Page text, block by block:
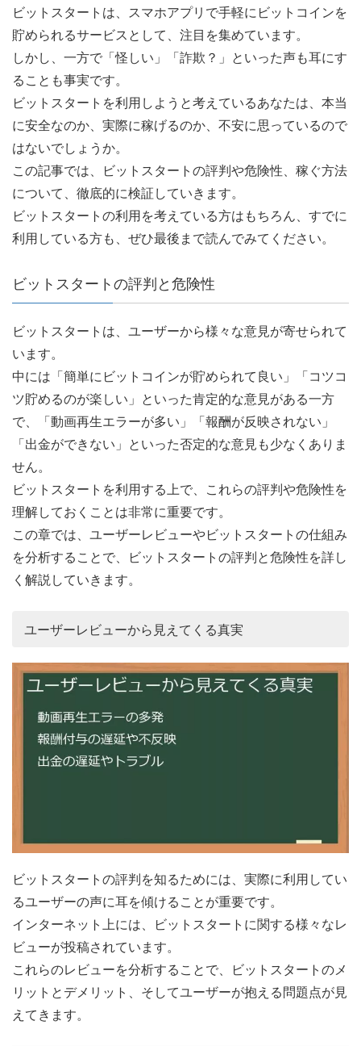
ビットスタートは、スマホアプリで手軽にビットコインを
貯められるサービスとして、注目を集めています。
しかし、一方で「怪しい」「詐欺？」といった声も耳にす
ることも事実です。
ビットスタートを利用しようと考えているあなたは、本当
に安全なのか、実際に稼げるのか、不安に思っているので
はないでしょうか。
この記事では、ビットスタートの評判や危険性、稼ぐ方法
について、徹底的に検証していきます。
ビットスタートの利用を考えている方はもちろん、すでに
利用している方も、ぜひ最後まで読んでみてください。
ビットスタートの評判と危険性
ビットスタートは、ユーザーから様々な意見が寄せられて
います。
中には「簡単にビットコインが貯められて良い」「コツコ
ツ貯めるのが楽しい」といった肯定的な意見がある一方
で、「動画再生エラーが多い」「報酬が反映されない」
「出金ができない」といった否定的な意見も少なくありま
せん。
ビットスタートを利用する上で、これらの評判や危険性を
理解しておくことは非常に重要です。
この章では、ユーザーレビューやビットスタートの仕組み
を分析することで、ビットスタートの評判と危険性を詳し
く解説していきます。
ユーザーレビューから見えてくる真実
ビットスタートの評判を知るためには、実際に利用してい
るユーザーの声に耳を傾けることが重要です。
インターネット上には、ビットスタートに関する様々なレ
ビューが投稿されています。
これらのレビューを分析することで、ビットスタートのメ
リットとデメリット、そしてユーザーが抱える問題点が見
えてきます。